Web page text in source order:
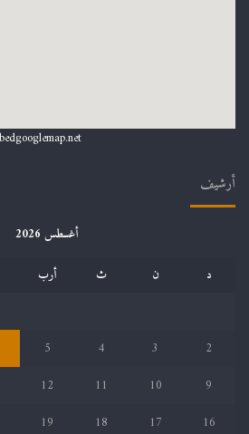
أرشيف
أغسطس 2026
د
ن ث أرب
2
3
4
5
9
10
11
12
16
17
18
19